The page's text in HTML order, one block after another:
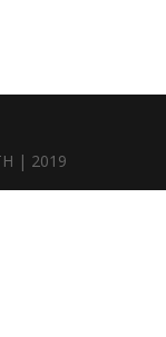
| 2019